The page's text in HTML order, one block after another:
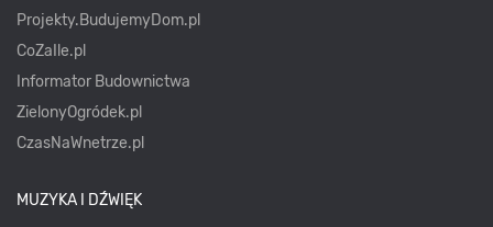
Projekty.BudujemyDom.pl
CoZaIle.pl
Informator Budownictwa
ZielonyOgródek.pl
CzasNaWnetrze.pl
MUZYKA I DŹWIĘK